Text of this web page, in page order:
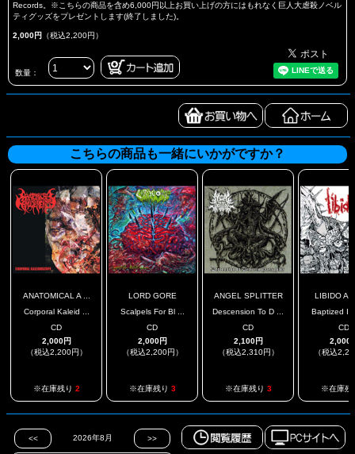
Records。※こちらの商品を含め6,000円以上お買い上げの方にはもれなく巨人大虐殺ノベル
ティグッズをプレゼントします(終了しました)。
2,000円 （税込2,200円）
数量：
こちらの商品も一緒にいかがですか？
ANATOMICAL A ...
Corporal Kaleid ...
CD
2,000円
（税込2,200円）
※在庫残り 2
LORD GORE
Scalpels For Bl ...
CD
2,000円
（税込2,200円）
※在庫残り 3
ANGEL SPLITTER
Descension To D ...
CD
2,100円
（税込2,310円）
※在庫残り 3
LIBIDO
Baptized In
CD
2,000
（税込
※在庫残